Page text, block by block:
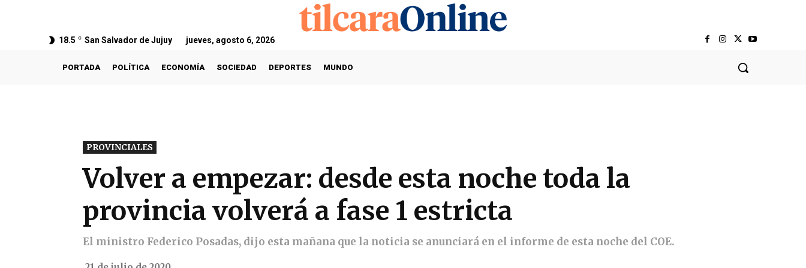
18.5 C San Salvador de Jujuy jueves, agosto 6, 2026
PORTADA POLÍTICA ECONOMÍA SOCIEDAD DEPORTES MUNDO
PROVINCIALES
Volver a empezar: desde esta noche toda la
provincia volverá a fase 1 estricta
El ministro Federico Posadas, dijo esta mañana que la noticia se anunciará en el informe de esta noche del COE.